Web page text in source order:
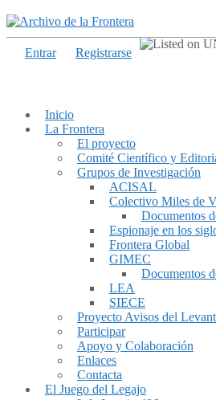
Inicio
La Frontera
El proyecto
Comité Científico y
Grupos de Investigación
ACISAL
Colectivo Miles de
Documentos
Espionaje en los
Frontera Global
GIMEC
Documentos
LEA
SIECE
Proyecto Avisos del
Participar
Apoyo y Colaboración
Enlaces
Contacta
El Juego del Legajo
Entrar Registrarse